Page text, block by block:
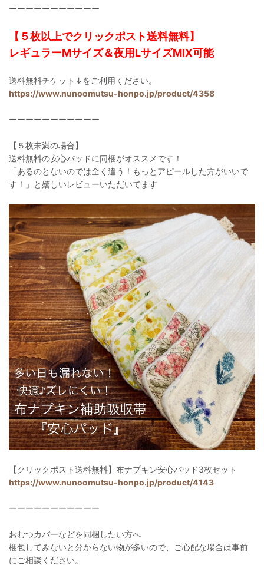
ーーーーーーーーーーー
【５枚以上でクリックポスト送料無料】
レギュラーMサイズ＆夜用LサイズMIX可能
送料無料チケット↓をご利用ください。
https://www.nunoomutsu-honpo.jp/product/4358
ーーーーーーーーーーー
【５枚未満の場合】
送料無料の安心パッドに同梱がオススメです！
「あるのとないのでは全く違う！もっとアピールした方がいいで
す！」と嬉しいレビューいただいてます
【クリックポスト送料無料】布ナプキン安心パッド3枚セット
https://www.nunoomutsu-honpo.jp/product/4143
ーーーーーーーーーーー
おむつカバーなどを同梱したい方へ
梱包してみないと分からない物が多いので、ご心配な場合は事前
にご相談ください。